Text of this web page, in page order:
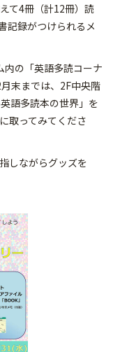
て4冊（計12冊）読
記録がつけられるメ
内の「英語多読コーナ
末までは、2F中央階
語多読本の世界」を
取ってみてくださ
しながらグッズを